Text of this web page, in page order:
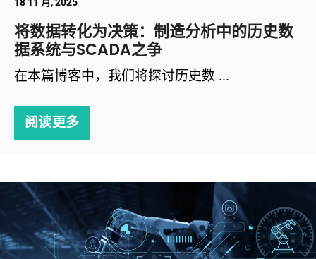
将数据转化为决策：制造分析中的历史数
据系统与SCADA之争
在本篇博客中，我们将探讨历史数 ...
阅读更多